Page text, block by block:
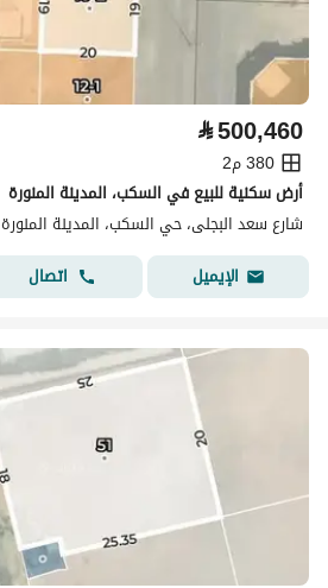
⃁500,460
380 م2
أرض سكنية للبيع في السكب، المدينة المنورة
شارع سعد البجلى، حي السكب، المدينة المنورة
الإيميل
اتصال